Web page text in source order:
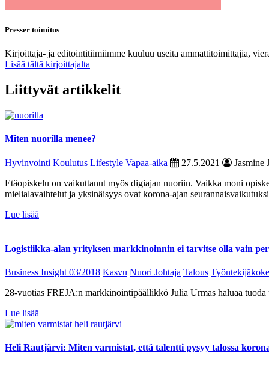
Presser toimitus
Kirjoittaja- ja editointitiimiimme kuuluu useita ammattitoimittajia,
Lisää tältä kirjoittajalta
Liittyvät artikkelit
Miten nuorilla menee?
Hyvinvointi Koulutus Lifestyle Vapaa-aika 27.5.2021
Jasmine
Etäopiskelu on vaikuttanut myös digiajan nuoriin. Vaikka moni
mielialavaihtelut ja yksinäisyys ovat korona-ajan
Lue lisää
Logistiikka-alan yrityksen markkinoinnin ei tarvitse olla vain
Business Insight 03/2018 Kasvu Nuori Johtaja Talous
28-vuotias FREJA:n markkinointipäällikkö Julia Urmas haluaa
Lue lisää
Heli Rautjärvi: Miten varmistat, että talentti pysyy talossa